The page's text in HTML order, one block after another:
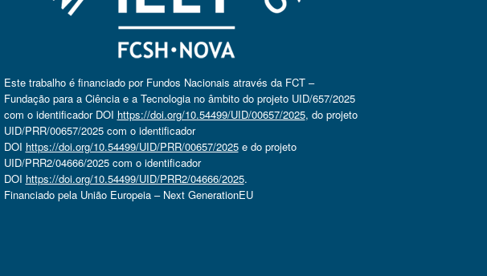
Este trabalho é financiado por Fundos Nacionais através da FCT –
Fundação para a Ciência e a Tecnologia no âmbito do projeto UID/657/2025
com o identificador DOI https://doi.org/10.54499/UID/00657/2025, do projeto
UID/PRR/00657/2025 com o identificador
DOI https://doi.org/10.54499/UID/PRR/00657/2025e do projeto
UID/PRR2/04666/2025 com o identificador
DOI https://doi.org/10.54499/UID/PRR2/04666/2025.
Financiado pela União Europeia – Next GenerationEU